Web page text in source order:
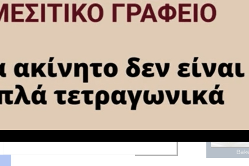
Χωρίς ενεργό μέτωπο η φωτιά στο
Στεφάνι Κορίνθου – Σ.Μουρίκης
Αναβλήθηκε ξανά η επίσκεψη της
Λίνας Μενδώνη στην Κορινθία – Αιτία
η πυρκαγιά στο Στεφάνι
Φωτιά στο Στεφάνι Κορινθίας –